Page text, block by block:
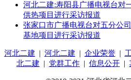
河北二建:寿阳县广播电视台对
供热项目进行采访报道
张家口市广播电视台对五分公
基地项目进行采访报道
河北二建 | 河北二建 | 企业荣誉|
北二建 | 党群工作 | 信息公开 |